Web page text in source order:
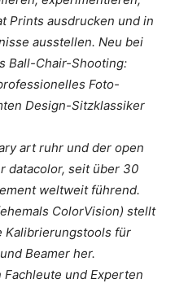
Prints ausdrucken und in
ausstellen. Neu bei
Ball-Chair-Shooting:
Foto-
Design-Sitzklassiker
art ruhr und der open
datacolor, seit über 30
weltweit führend.
ColorVision) stellt
Kalibrierungstools für
Beamer her.
und Experten